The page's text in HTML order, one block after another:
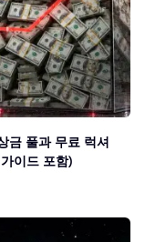
금 풀과 무료 럭셔
이드 포함)